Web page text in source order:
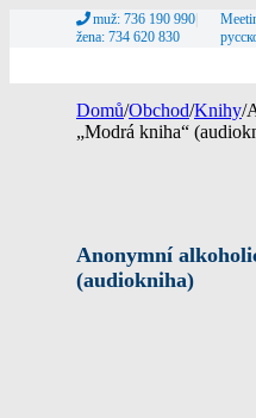
muž: 736 190 990
žena: 734 620 830
Domů/Obchod/Knihy/
„Modrá kniha“
Anonymní
(audiokniha)